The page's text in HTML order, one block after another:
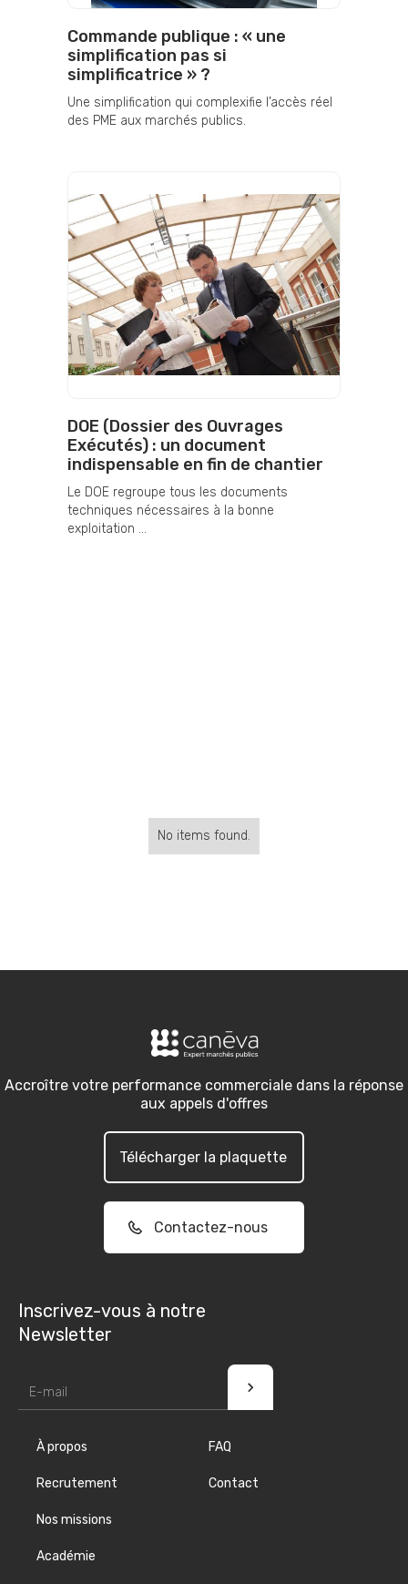
Commande publique : « une
simplification pas si
simplificatrice » ?
Une simplification qui complexifie l’accès réel
des PME aux marchés publics.
DOE (Dossier des Ouvrages
Exécutés) : un document
indispensable en fin de chantier
Le DOE regroupe tous les documents
techniques nécessaires à la bonne
exploitation ...
No items found.
Accroître votre performance commerciale dans la réponse
aux appels d'offres
Télécharger la plaquette
Contactez-nous
Inscrivez-vous à notre
Newsletter
À propos
Recrutement
Nos missions
Académie
FAQ
Contact